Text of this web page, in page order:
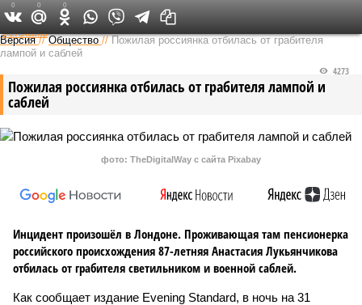
Федеральный выпуск
Версия //Общество //Пожилая россиянка отбилась от грабителя
лампой и саблей
Пожилая россиянка отбилась от грабителя лампой и
саблей
4273
фото: TheDigitalWay с сайта Pixabay
Инцидент произошёл в Лондоне. Проживающая там пенсионерка
российского происхождения 87-летняя Анастасия Лукьянчикова
отбилась от грабителя светильником и военной саблей.
Как сообщает издание Evening Standard, в ночь на 31
0 0 0